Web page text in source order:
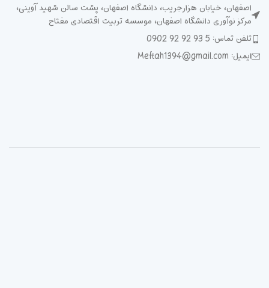
اصفهان، خیابان هزارجریب، دانشگاه اصفهان، پشت سالن شهید آوینی،
مرکز نوآوری دانشگاه اصفهان، موسسه تربیت اقتصادی مفتاح
تلفن تماس: 5 93 92 92 0902
ایمیل: Meftah1394@gmail.com